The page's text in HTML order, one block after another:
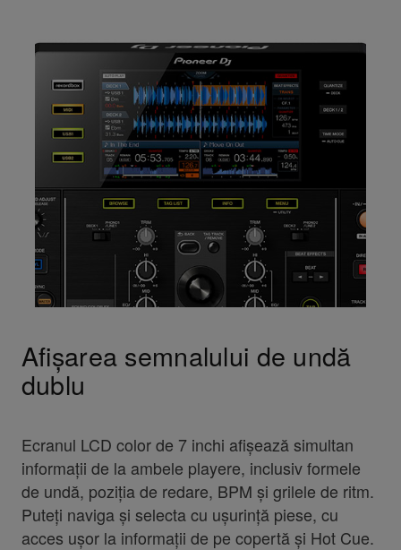
Afișarea semnalului de undă
dublu
Ecranul LCD color de 7 inchi afișează simultan
informații de la ambele playere, inclusiv formele
de undă, poziția de redare, BPM și grilele de ritm.
Puteți naviga și selecta cu ușurință piese, cu
acces ușor la informații de pe copertă și Hot Cue.